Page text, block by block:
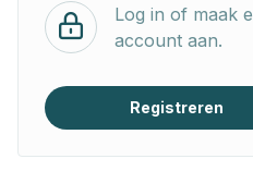
Log in of maak
account aan.
Registreren